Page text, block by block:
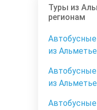
Туры из
регионам
из
из